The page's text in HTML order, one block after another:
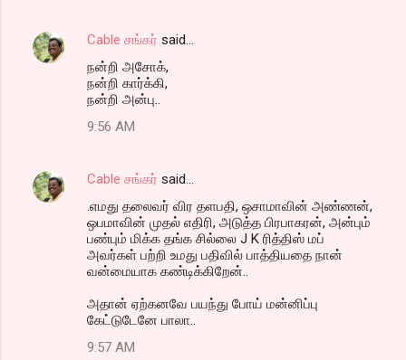
Cable சங்கர் said…
நன்றி அசோக்,
நன்றி கார்க்கி,
நன்றி அன்பு..
9:56 AM
Cable சங்கர் said…
.எமது தலைவர் விர தளபதி, ஒசாமாவின் அண்ணன்,
ஒபமாவின் முதல் எதிரி, அடுத்த பிரபாகரன், அன்பும்
பண்பும் மிக்க தங்க சில்லை J K ரித்திஸ் மப்
அவர்கள் பற்றி உமது பதிவில் பாத்தியதை நான்
வன்மையாக கண்டிக்கிறேன்..
அதான் ஏற்கனவே பயந்து போய் மன்னிப்பு
கேட்டுடேனே பாலா..
9:57 AM